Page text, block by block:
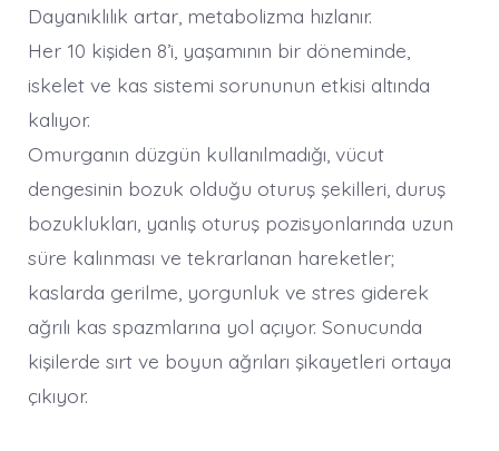
Dayanıklılık artar, metabolizma hızlanır.
Her 10 kişiden 8’i, yaşamının bir döneminde,
iskelet ve kas sistemi sorununun etkisi altında
kalıyor.
Omurganın düzgün kullanılmadığı, vücut
dengesinin bozuk olduğu oturuş şekilleri, duruş
bozuklukları, yanlış oturuş pozisyonlarında uzun
süre kalınması ve tekrarlanan hareketler;
kaslarda gerilme, yorgunluk ve stres giderek
ağrılı kas spazmlarına yol açıyor. Sonucunda
kişilerde sırt ve boyun ağrıları şikayetleri ortaya
çıkıyor.